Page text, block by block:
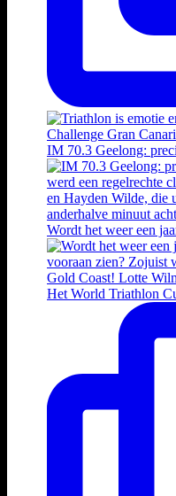
IM 70.3 Geelong:
Wordt het weer een
Het World Triathlon